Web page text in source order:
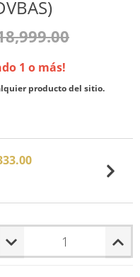
1 o más!
producto del sitio.